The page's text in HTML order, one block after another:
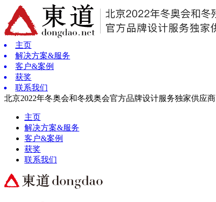
主页
解决方案&服务
客户&案例
获奖
联系我们
北京2022年冬奥会和冬残奥会官方品牌设计服务独家供应商
主页
解决方案&服务
客户&案例
获奖
联系我们